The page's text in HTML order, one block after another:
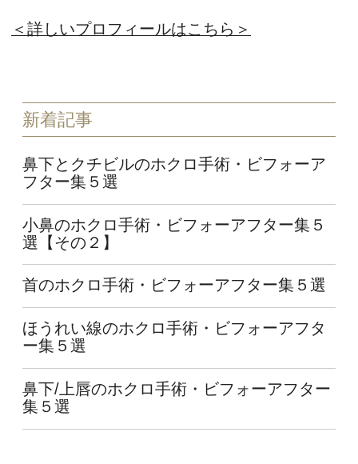
＜詳しいプロフィールはこちら＞
新着記事
鼻下とクチビルのホクロ手術・ビフォーア
フター集５選
小鼻のホクロ手術・ビフォーアフター集５
選【その２】
首のホクロ手術・ビフォーアフター集５選
ほうれい線のホクロ手術・ビフォーアフタ
ー集５選
鼻下/上唇のホクロ手術・ビフォーアフター
集５選